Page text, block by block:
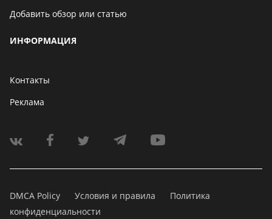
Добавить обзор или статью
ИНФОРМАЦИЯ
Контакты
Реклама
DMCA Policy Условия и правила
Политика
конфиденциальности